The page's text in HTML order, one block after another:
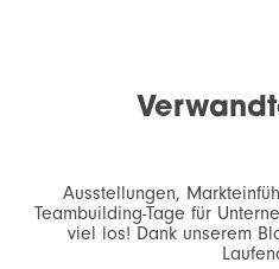
Ausstellungen,
Teambuilding-Tage für
viel los! Dank unserem